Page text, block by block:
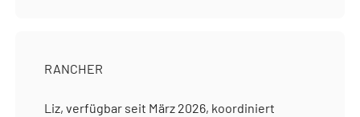
RANCHER
Liz, verfügbar seit März 2026, koordiniert